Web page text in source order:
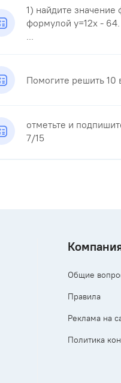
1) найдите значение
формулой y=12x -
...
Помогите решить 10
отметьте и
7/15
Общие
Правила
Реклама на
Политика